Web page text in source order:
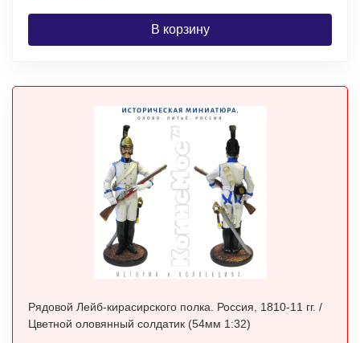
В корзину
Рядовой Лейб-кирасирского полка. Россия, 1810-11 гг. /
Цветной оловянный солдатик (54мм 1:32)